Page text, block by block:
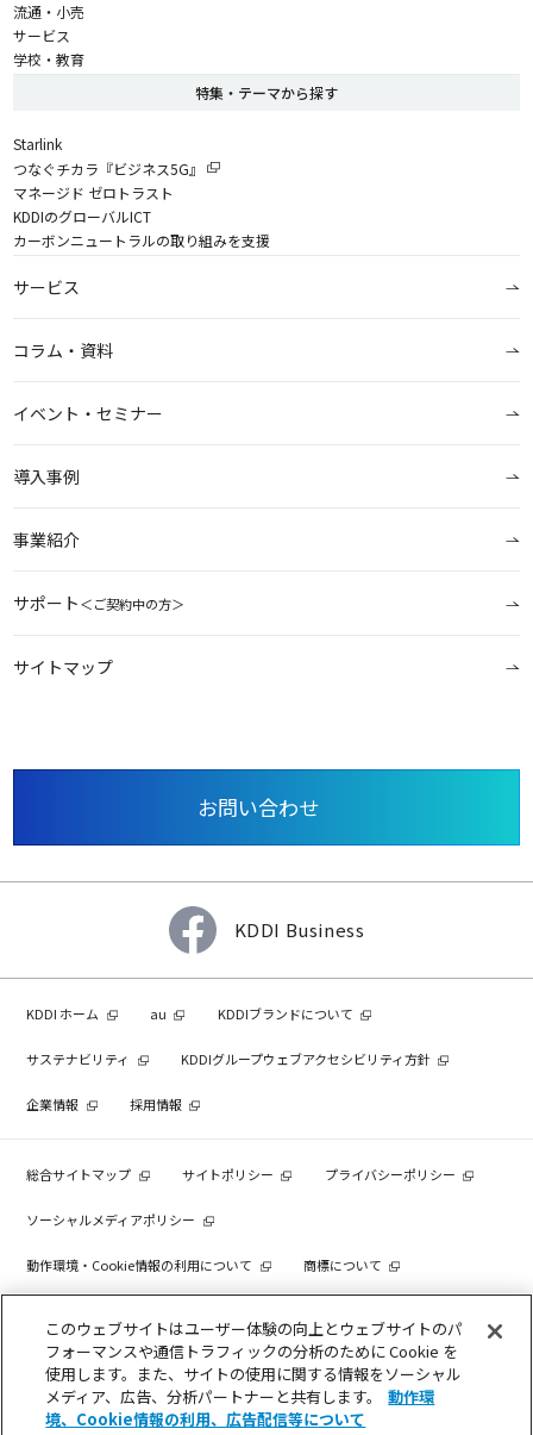
流通・小売
サービス
学校・教育
特集・テーマから探す
Starlink
つなぐチカラ『ビジネス5G』
マネージド ゼロトラスト
KDDIのグローバルICT
カーボンニュートラルの取り組みを支援
サービス
コラム・資料
イベント・セミナー
導入事例
事業紹介
サポート＜ご契約中の方＞
サイトマップ
お問い合わせ
KDDI Business
KDDI ホーム au KDDIブランドについて
サステナビリティ KDDIグループウェブアクセシビリティ方針
企業情報 採用情報
総合サイトマップ サイトポリシー プライバシーポリシー
ソーシャルメディアポリシー
動作環境・Cookie情報の利用について 商標について
COPYRIGHT © KDDI CORPORATION, ALL RIGHTS RESERVED.
このウェブサイトはユーザー体験の向上とウェブサイトのパ
フォーマンスや通信トラフィックの分析のために Cookie を
使用します。また、サイトの使用に関する情報をソーシャル
メディア、広告、分析パートナーと共有します。
動作環
境、Cookie情報の利用、広告配信等について